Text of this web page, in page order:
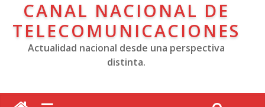
CANAL NACIONAL DE
TELECOMUNICACIONES
Actualidad nacional desde una perspectiva
distinta.